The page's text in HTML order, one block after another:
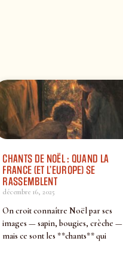
CHANTS DE NOËL : QUAND LA
FRANCE (ET L’EUROPE) SE
RASSEMBLENT
décembre 16, 2025
On croit connaître Noël par ses
images — sapin, bougies, crèche —
mais ce sont les **chants** qui